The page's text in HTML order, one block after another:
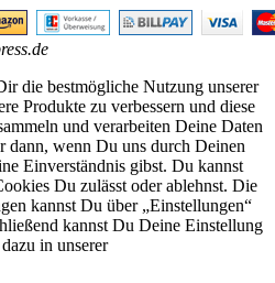
die bestmögliche Nutzung unserer
Produkte zu verbessern und diese
und verarbeiten Deine Daten
wenn Du uns durch Deinen
Einverständnis gibst. Du kannst
Du zulässt oder ablehnst. Die
kannst Du über „Einstellungen“
kannst Du Deine Einstellung
in unserer